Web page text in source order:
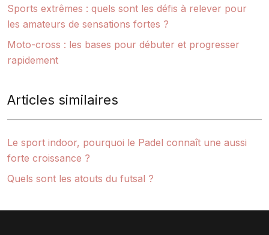
Sports extrêmes : quels sont les défis à relever pour
les amateurs de sensations fortes ?
Moto-cross : les bases pour débuter et progresser
rapidement
Articles similaires
Le sport indoor, pourquoi le Padel connaît une aussi
forte croissance ?
Quels sont les atouts du futsal ?